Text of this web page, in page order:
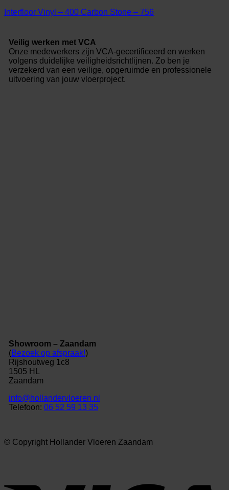
Interfloor Vinyl – 400 Carbon Stone – 756
Veilig werken met VCA
Onze medewerkers zijn VCA-gecertificeerd en werken
volgens duidelijke veiligheidsrichtlijnen. Zo ben je
verzekerd van een veilige, opgeruimde en professionele
uitvoering van jouw vloerproject.
Showroom – Zaandam
(Bezoek op afspraak!)
Rijshoutweg 1c8
1505 HL
Zaandam
info@hollandervloeren.nl
Telefoon: 06 52 59 13 35
© Copyright Hollander Vloeren Zaandam